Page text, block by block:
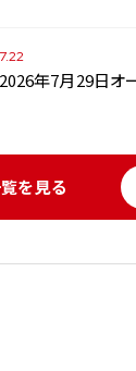
年7月29日オ
を見る